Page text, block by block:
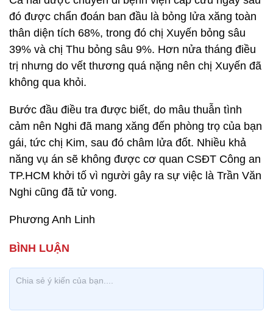
đó được chẩn đoán ban đầu là bỏng lửa xăng toàn
thân diện tích 68%, trong đó chị Xuyến bỏng sâu
39% và chị Thu bỏng sâu 9%. Hơn nửa tháng điều
trị nhưng do vết thương quá nặng nên chị Xuyến đã
không qua khỏi.
Bước đầu điều tra được biết, do mâu thuẫn tình
cảm nên Nghi đã mang xăng đến phòng trọ của bạn
gái, tức chị Kim, sau đó châm lửa đốt. Nhiều khả
năng vụ án sẽ không được cơ quan CSĐT Công an
TP.HCM khởi tố vì người gây ra sự việc là Trần Văn
Nghi cũng đã tử vong.
Phương Anh Linh